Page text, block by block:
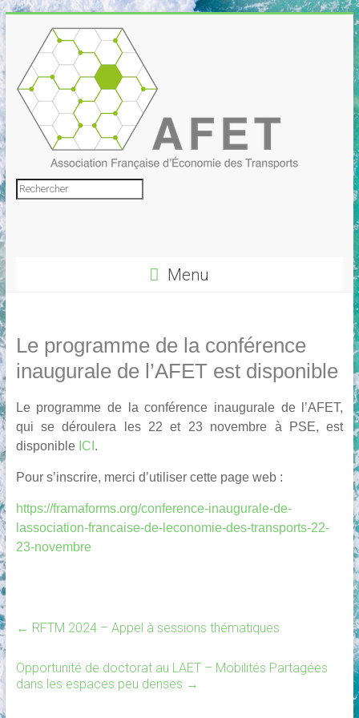
to
content
Association
Menu
Le programme de la conférence
inaugurale de l’AFET est disponible
Le programme de la conférence inaugurale de l’AFET,
qui se déroulera les 22 et 23 novembre à PSE, est
disponible ICI .
Pour s’inscrire, merci d’utiliser cette page web :
https://framaforms.org/conference-inaugurale-de-
lassociation-francaise-de-leconomie-des-transports-22-
23-novembre
← RFTM 2024 – Appel à sessions thématiques
Opportunité de doctorat au LAET – Mobilités Partagées
dans les espaces peu denses →